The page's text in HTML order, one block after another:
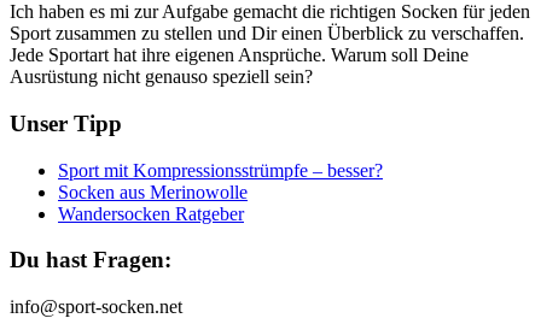
Ich haben es mi zur Aufgabe gemacht die richtigen Socken für jeden
Sport zusammen zu stellen und Dir einen Überblick zu verschaffen.
Jede Sportart hat ihre eigenen Ansprüche. Warum soll Deine
Ausrüstung nicht genauso speziell sein?
Unser Tipp
Sport mit Kompressionsstrümpfe – besser?
Socken aus Merinowolle
Wandersocken Ratgeber
Du hast Fragen:
info@sport-socken.net